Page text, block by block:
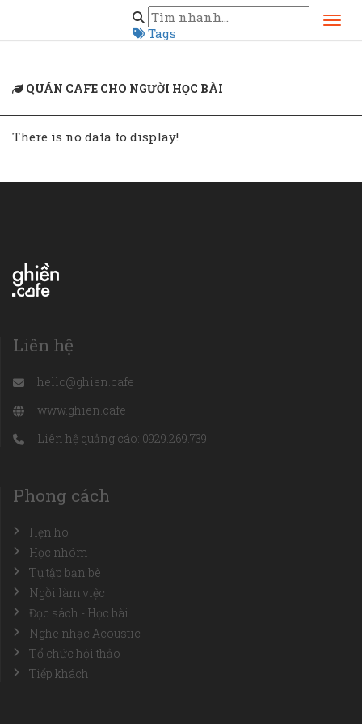
Tags
quán cafe cho người học bài
QUÁN CAFE CHO NGƯỜI HỌC BÀI
There is no data to display!
Liên hệ
hello@ghien.cafe
www.ghien.cafe
Liên hệ quảng cáo: 0929.269.739
Phong cách
Hẹn hò
Học nhóm
Tụ tập bạn bè
Ngồi làm việc
Đọc sách - Học bài
Nghe nhạc Acoustic
Tổ chức hội thảo
Tiếp khách